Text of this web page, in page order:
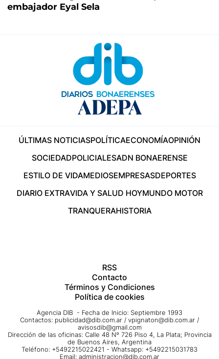
embajador Eyal Sela
ÚLTIMAS NOTICIASPOLÍTICAECONOMÍAOPINIÓN
SOCIEDADPOLICIALESADN BONAERENSE
ESTILO DE VIDAMEDIOSEMPRESASDEPORTES
DIARIO EXTRAVIDA Y SALUD HOYMUNDO MOTOR
TRANQUERAHISTORIA
RSS
Contacto
Términos y Condiciones
Política de cookies
Agencia DIB - Fecha de Inicio: Septiembre 1993
Contactos: publicidad@dib.com.ar / vpignaton@dib.com.ar /
avisosdib@gmail.com
Dirección de las oficinas: Calle 48 Nº 726 Piso 4, La Plata; Provincia
de Buenos Aires, Argentina
Teléfono: +5492215022421 - Whatsapp: +5492215031783
Email: administracion@dib.com.ar